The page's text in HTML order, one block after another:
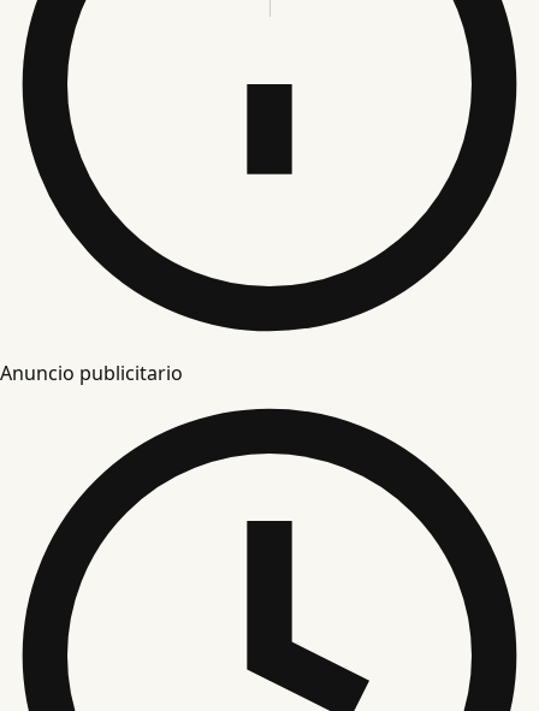
Anuncio publicitario